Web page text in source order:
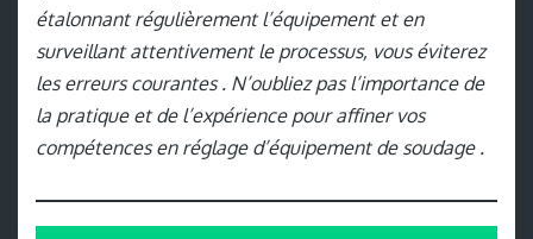
étalonnant régulièrement l’équipement et en
surveillant attentivement le processus, vous éviterez
les erreurs courantes . N’oubliez pas l’importance de
la pratique et de l’expérience pour affiner vos
compétences en réglage d’équipement de soudage .